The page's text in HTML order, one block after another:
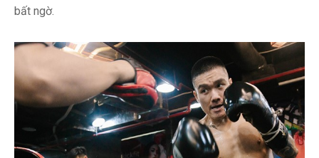
bất ngờ.